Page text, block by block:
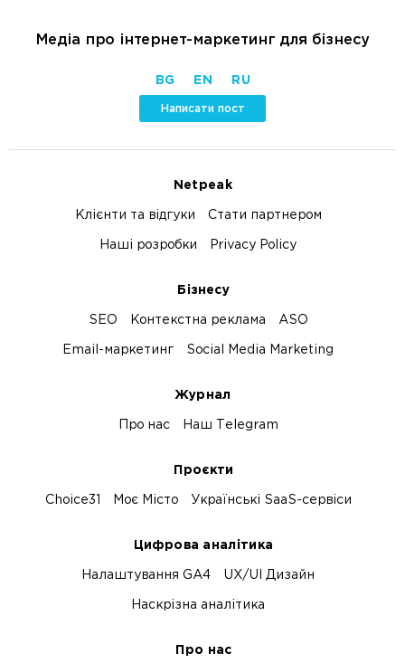
Медіа про інтернет-маркетинг для бізнесу
BG EN RU
Написати пост
Netpeak
Клієнти та відгуки Стати партнером
Наші розробки Privacy Policy
Бізнесу
SEO Контекстна реклама ASO
Email-маркетинг Social Media Marketing
Журнал
Про нас Наш Telegram
Проєкти
Choice31 Моє Місто Українські SaaS-сервіси
Цифрова аналітика
Налаштування GA4 UX/UI Дизайн
Наскрізна аналітика
Про нас